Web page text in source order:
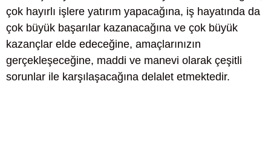
çok hayırlı işlere yatırım yapacağına, iş hayatında da
çok büyük başarılar kazanacağına ve çok büyük
kazançlar elde edeceğine, amaçlarınızın
gerçekleşeceğine, maddi ve manevi olarak çeşitli
sorunlar ile karşılaşacağına delalet etmektedir.